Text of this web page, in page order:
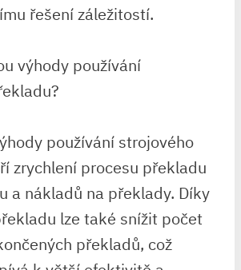
řešení záležitostí.
výhody používání
používání strojového
zrychlení procesu překladu
a nákladů na překlady. Díky
lze také snížit počet
překladů, což